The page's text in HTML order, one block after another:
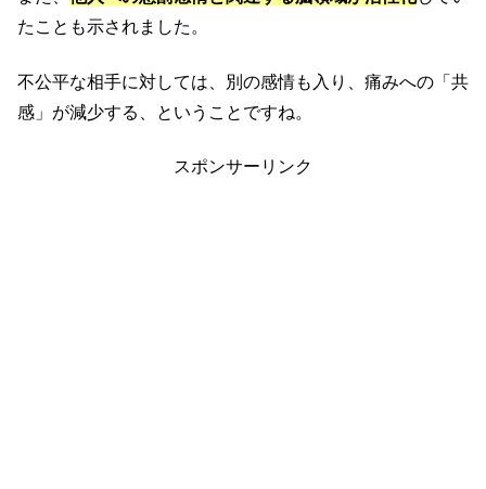
たことも示されました。
不公平な相手に対しては、別の感情も入り、痛みへの「共
感」が減少する、ということですね。
スポンサーリンク